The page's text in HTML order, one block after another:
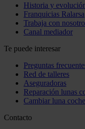
Historia y
Franquicias Ralarsa
Trabaja con
Canal mediador
Te puede interesar
Preguntas
Red de talleres
Aseguradoras
Reparación lunas
Cambiar luna coche
Contacto